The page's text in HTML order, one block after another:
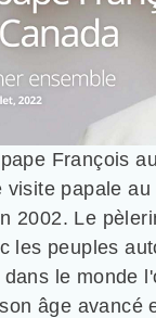
François
papale
2002. Le
les peuples
le monde
âge